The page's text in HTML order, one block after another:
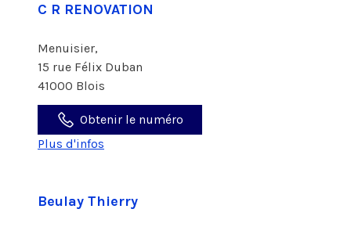
C R RENOVATION
Menuisier,
15 rue Félix Duban
41000 Blois
Obtenir le numéro
Plus d'infos
Beulay Thierry